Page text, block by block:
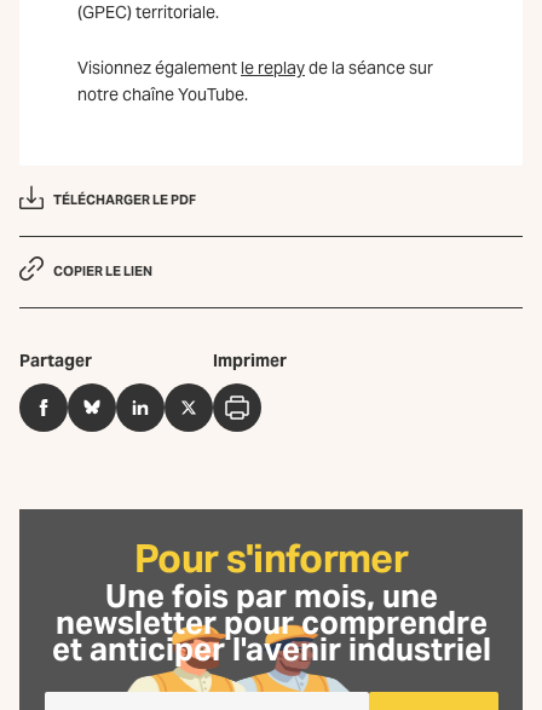
(GPEC) territoriale.
Visionnez également le replayde la séance sur
notre chaîne YouTube.
TÉLÉCHARGER LE PDF
COPIER LE LIEN
Partager
FacebookBlueSkyLinkedInTwitter
Imprimer
Imprimer
Pour s'informer
Une fois par mois, une
newsletterpour comprendre
et anticiper l'avenir industriel